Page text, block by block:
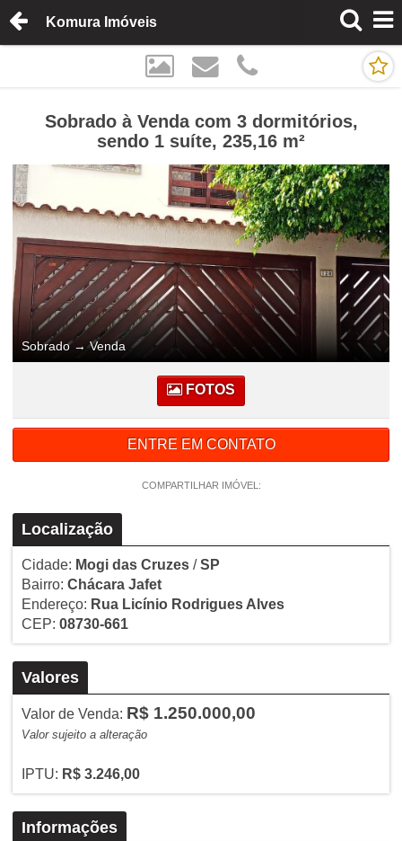
Komura Imóveis
Sobrado à Venda com 3 dormitórios,
sendo 1 suíte, 235,16 m²
Sobrado→Venda
FOTOS
ENTRE EM CONTATO
COMPARTILHAR IMÓVEL:
Localização
Cidade: Mogi das Cruzes/SP
Bairro: Chácara Jafet
Endereço: Rua Licínio Rodrigues Alves
CEP: 08730-661
Valores
Valor de Venda: R$ 1.250.000,00
Valor sujeito a alteração
IPTU: R$ 3.246,00
Informações